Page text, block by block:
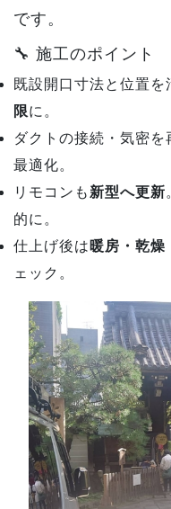
です。
🔧 施工のポイント
既設開口寸法と位置を
限に。
ダクトの接続・気密を
最適化。
リモコンも 新型へ更新
的に。
仕上げ後は 暖房・乾燥
ェック。